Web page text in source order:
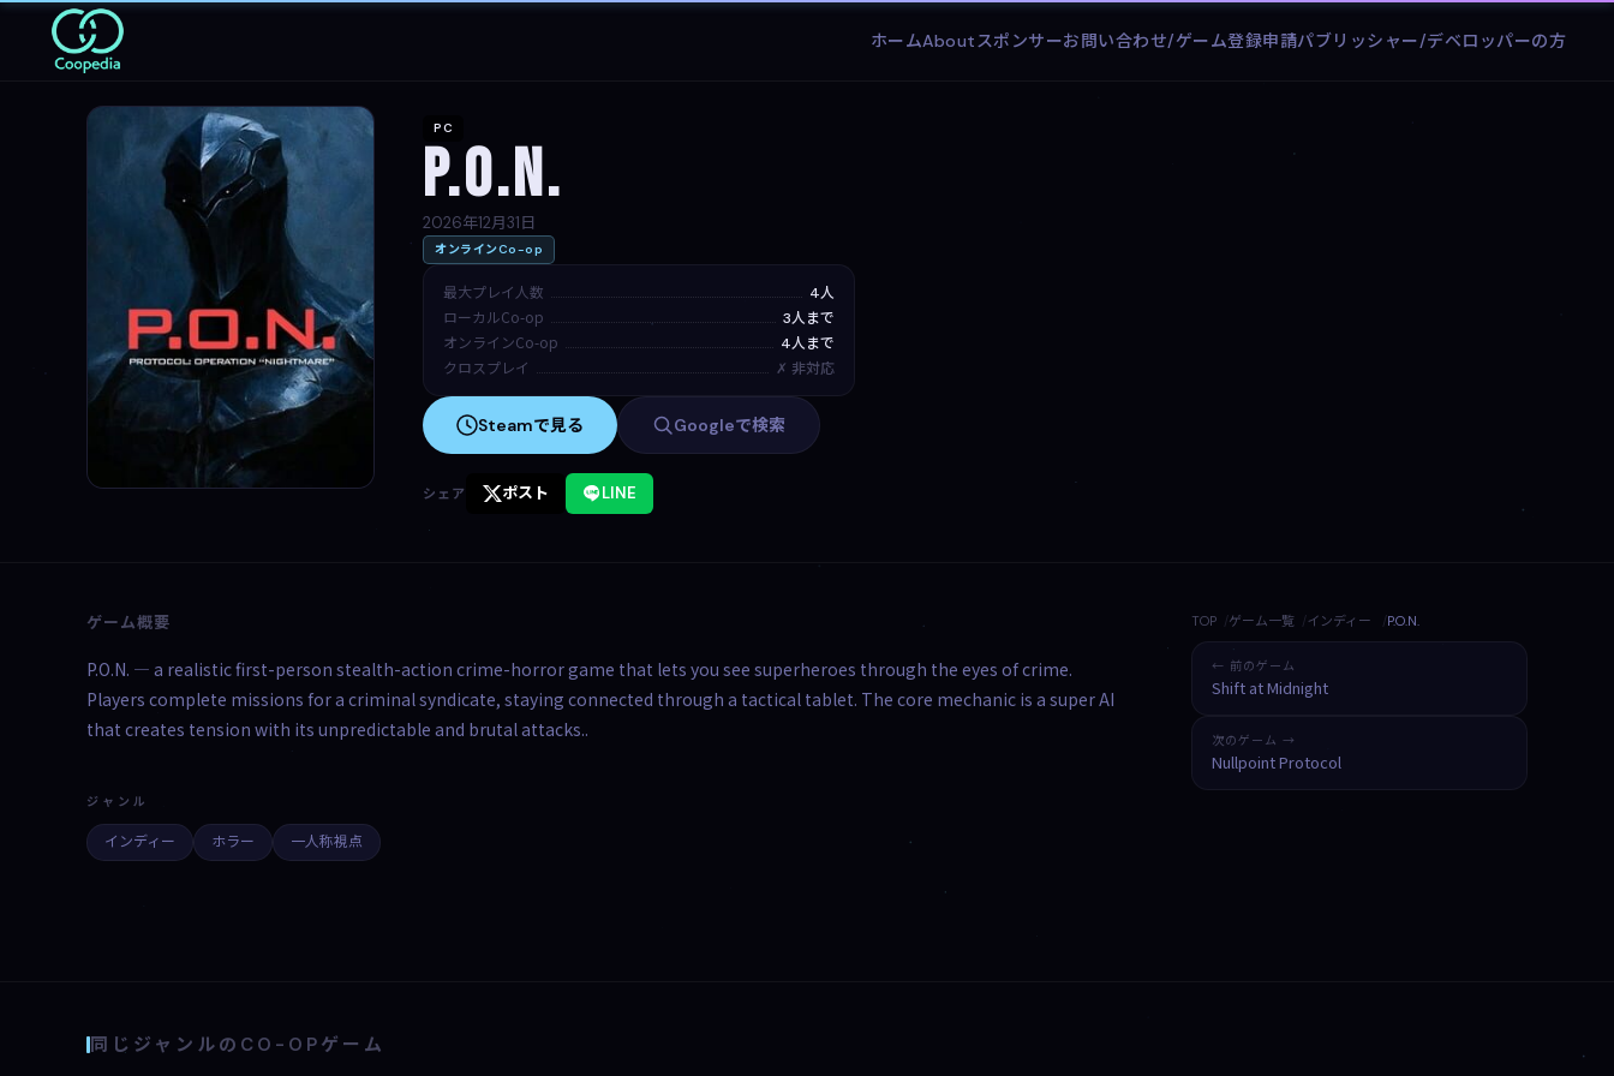
ホームAboutスポンサーお問い合わせ/ゲーム登録申請パブリッシャー/デベロッパーの方
PC
P.O.N.
2026年12月31日
オンラインCo-op
最大プレイ人数 4人
ローカルCo-op 3人まで
オンラインCo-op 4人まで
クロスプレイ ✗ 非対応
Steamで見る Googleで検索
シェア ポスト LINE
ゲーム概要
P.O.N. — a realistic first-person stealth-action crime-horror game that lets you see superheroes through the eyes of crime.
Players complete missions for a criminal syndicate, staying connected through a tactical tablet. The core mechanic is a super AI
that creates tension with its unpredictable and brutal attacks..
ジャンル
インディー ホラー 一人称視点
TOP ゲーム一覧 インディー P.O.N.
← 前のゲーム
Shift at Midnight
次のゲーム →
Nullpoint Protocol
同じジャンルのCO-OPゲーム